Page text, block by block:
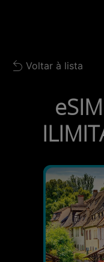
Back to list
Voltar à lista